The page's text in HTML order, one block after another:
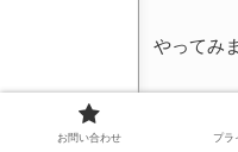
やってみ
ありがと
お問い合わせ プラ